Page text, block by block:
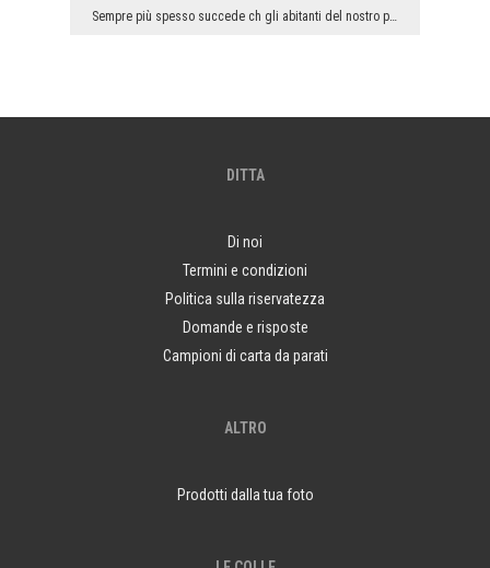
Sempre più spesso succede ch gli abitanti del nostro paese viaggiano molto in tutto il mondo e po...
DITTA
Di noi
Termini e condizioni
Politica sulla riservatezza
Domande e risposte
Campioni di carta da parati
ALTRO
Prodotti dalla tua foto